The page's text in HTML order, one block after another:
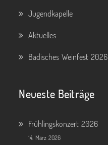
Jugendkapelle
Aktuelles
Badisches Weinfest 2026
Neueste Beiträge
Frühlingskonzert 2026
14. März 2026